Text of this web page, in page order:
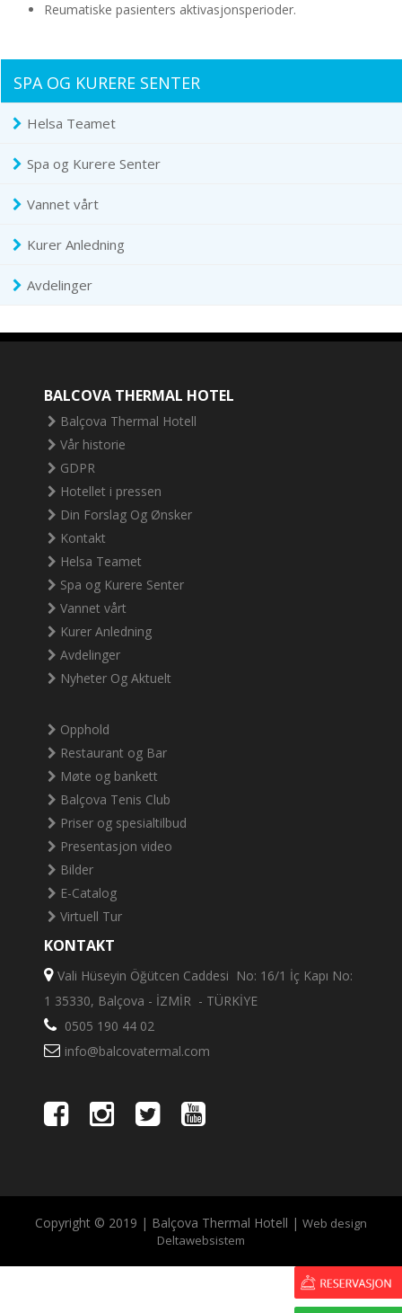
Reumatiske pasienters aktivasjonsperioder.
SPA OG KURERE SENTER
Helsa Teamet
Spa og Kurere Senter
Vannet vårt
Kurer Anledning
Avdelinger
BALCOVA THERMAL HOTEL
Balçova Thermal Hotell
Vår historie
GDPR
Hotellet i pressen
Din Forslag Og Ønsker
Kontakt
Helsa Teamet
Spa og Kurere Senter
Vannet vårt
Kurer Anledning
Avdelinger
Nyheter Og Aktuelt
Opphold
Restaurant og Bar
Møte og bankett
Balçova Tenis Club
Priser og spesialtilbud
Presentasjon video
Bilder
E-Catalog
Virtuell Tur
KONTAKT
Vali Hüseyin Öğütcen Caddesi No: 16/1 İç Kapı No:
1 35330, Balçova - İZMİR - TÜRKİYE
0505 190 44 02
info@balcovatermal.com
Copyright © 2019 | Balçova Thermal Hotell | Web design
Deltawebsistem